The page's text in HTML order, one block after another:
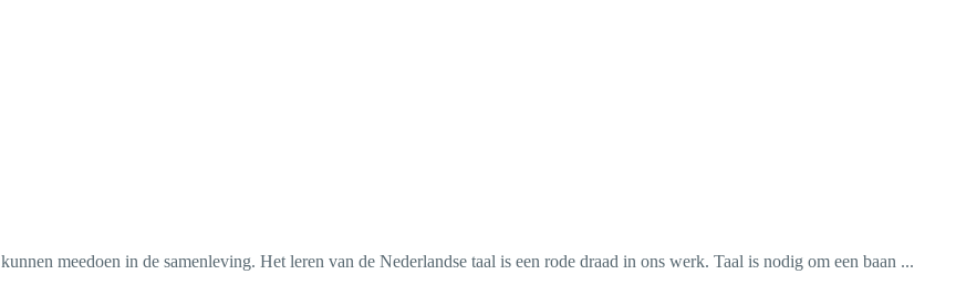
meedoen in de samenleving. Het leren van de Nederlandse taal is een rode draad in ons werk. Taal is nodig om een baan ...